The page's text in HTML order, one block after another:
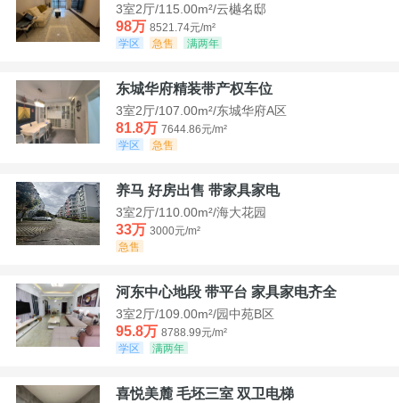
3室2厅/115.00m²/云樾名邸
98万 8521.74元/m²
学区
急售 满两年
东城华府精装带产权车位
3室2厅/107.00m²/东城华府A区
81.8万 7644.86元/m²
学区
急售
养马 好房出售 带家具家电
3室2厅/110.00m²/海大花园
33万 3000元/m²
急售
河东中心地段 带平台 家具家电齐全
3室2厅/109.00m²/园中苑B区
95.8万 8788.99元/m²
学区
满两年
喜悦美麓 毛坯三室 双卫电梯